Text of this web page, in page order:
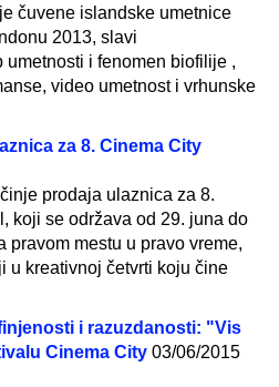
čuvene islandske umetnice
2013, slavi
i fenomen biofilije ,
video umetnost i vrhunske
za 8. Cinema City
prodaja ulaznica za 8.
koji se održava od 29. juna do
pravom mestu u pravo vreme,
u kreativnoj četvrti koju čine
i razuzdanosti: "Vis
Cinema City 03/06/2015